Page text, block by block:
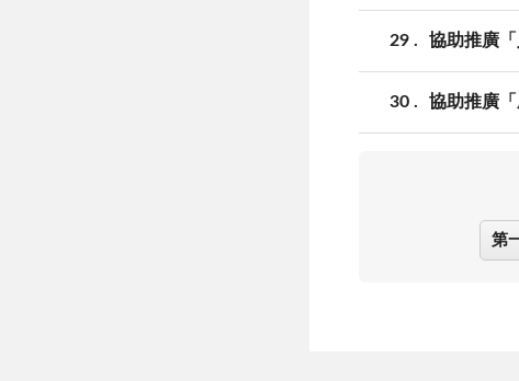
29 協助推廣
30 協助推廣
第